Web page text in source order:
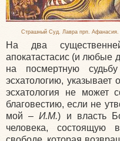
Страшный Суд. Лавра прп. Афанасия.
На два
апокатастасис (и любые
на посмертную
эсхатологию,
эсхатология не может
благовестию, если не
мой –И.М.) и власть
человека, состоящую